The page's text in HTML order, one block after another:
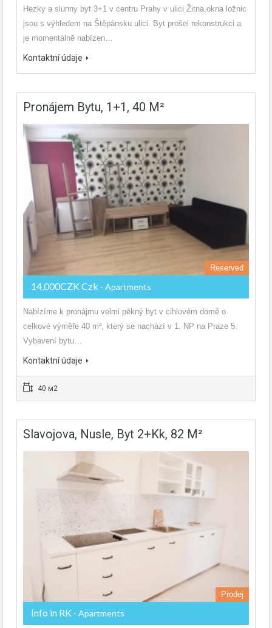
Hezky a slunny byt 3+1 v centru Prahy v ulici Žitna,okna ložnic
jsou s výhledem na Štěpánsku ulici. Byt prošel rekonstrukci a
je momentálně nabízen…
Kontaktní údaje
Pronájem Bytu, 1+1, 40 M²
Reserved
14,000CZK Czk - Apartments
Nabízíme k pronájmu velmi pěkný byt v cihlovém domě o
celkové výměře 40 m², který se nachází v 1. NP na Praze 5.
Vybavení bytu…
Kontaktní údaje
40 м2
Slavojova, Nusle, Byt 2+kk, 82 M²
Prodej
Info in RK - Apartments